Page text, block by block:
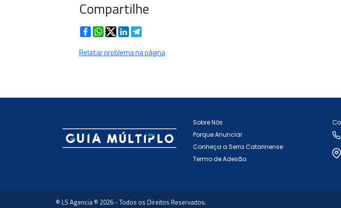
Compartilhe
FacebookWhatsApp
TwitterLinkedIn
Relatar problema na página
Sobre Nós
Porque Anunciar
Conheça a Serra Catarinense
Termo de Adesão
© LS Agencia © 2026 - Todos os Direitos Reservados.